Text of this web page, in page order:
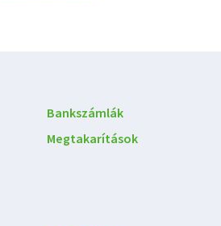
Bankszámlák
Megtakarítások